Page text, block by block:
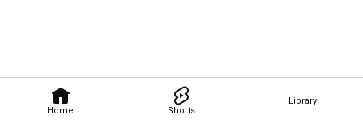
Home Shorts
Library